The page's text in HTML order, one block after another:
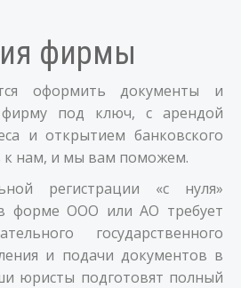
фирмы
оформить документы и
фирму под ключ, с арендой
и открытием банковского
к нам, и мы вам поможем.
регистрации «с нуля»
форме ООО или АО требует
государственного
и подачи документов в
подготовят полный